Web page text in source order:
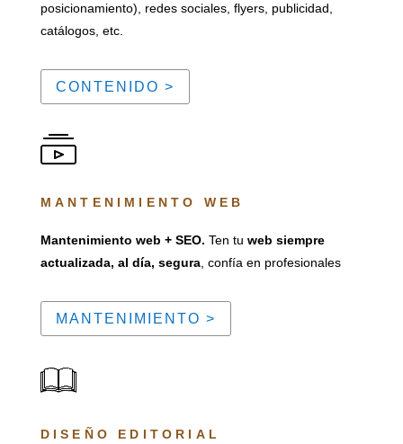
posicionamiento), redes sociales, flyers, publicidad,
catálogos, etc.
CONTENIDO >
MANTENIMIENTO WEB
Mantenimiento web + SEO. Ten tu web siempre
actualizada, al día, segura, confía en profesionales
MANTENIMIENTO >
DISEÑO EDITORIAL